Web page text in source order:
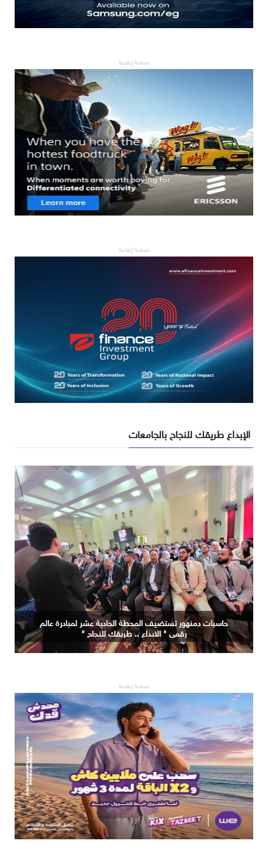
مساحة إعلانية
مساحة إعلانية
الإبداع طريقك للنجاح بالجامعات
حاسبات دمنهور تستضيف المحطة الحادية عشر لمبادرة عالم
رقمي " الابداع .. طريقك للنجاح "
مساحة إعلانية